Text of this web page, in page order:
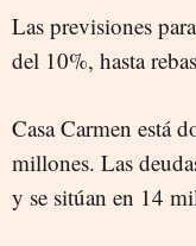
Las previsiones
del 10%, hasta
Casa Carmen está
millones. Las
y se sitúan en 14